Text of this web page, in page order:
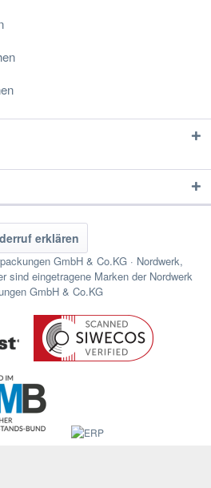
erklären
GmbH & Co.KG · Nordwerk,
sind eingetragene Marken der Nordwerk
GmbH & Co.KG